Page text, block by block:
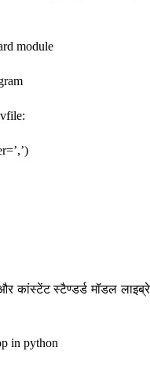
module
कांस्टेंट स्टैण्डर्ड मॉडल
in python